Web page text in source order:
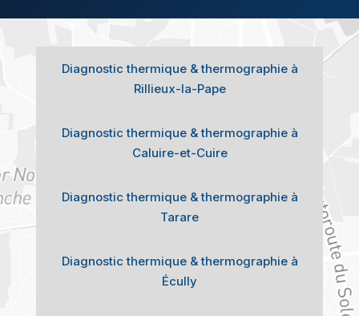
Diagnostic thermique & thermographie à
Rillieux-la-Pape
Diagnostic thermique & thermographie à
Caluire-et-Cuire
Diagnostic thermique & thermographie à
Tarare
Diagnostic thermique & thermographie à
Écully